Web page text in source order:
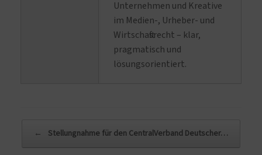
Unternehmen und Kreative
im Medien-, Urheber- und
Wirtschaftsrecht – klar,
pragmatisch und
lösungsorientiert.
← Stellungnahme für den CentralVerband Deutscher…